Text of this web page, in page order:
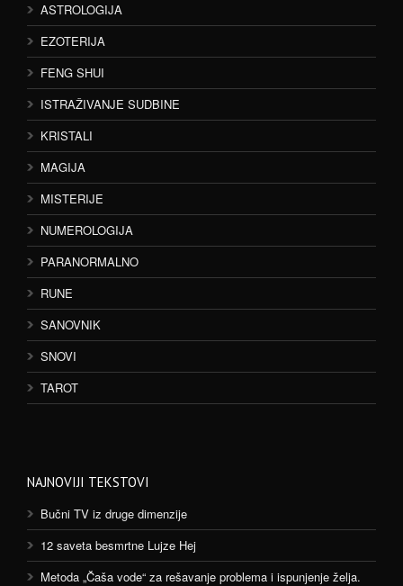
ASTROLOGIJA
EZOTERIJA
FENG SHUI
ISTRAŽIVANJE SUDBINE
KRISTALI
MAGIJA
MISTERIJE
NUMEROLOGIJA
PARANORMALNO
RUNE
SANOVNIK
SNOVI
TAROT
NAJNOVIJI TEKSTOVI
Bučni TV iz druge dimenzije
12 saveta besmrtne Lujze Hej
Metoda „Čaša vode“ za rešavanje problema i ispunjenje želja.